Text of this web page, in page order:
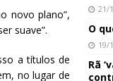
novo plano”,
suave”.
a títulos de
no lugar de
21/
O
19/
Rã